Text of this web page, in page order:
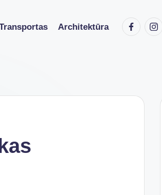
Architektūra Facebook